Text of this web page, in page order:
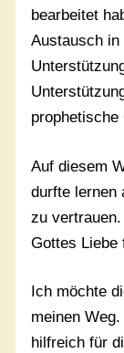
bearbeitet
Austausch
prophetische
Auf diesem
durfte lernen
zu
Gottes Liebe
Ich möchte
meinen
hilfreich für